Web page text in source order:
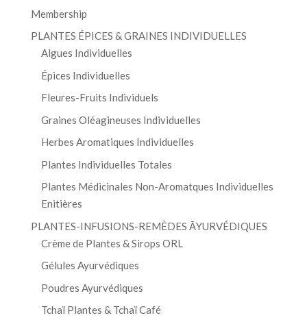
Membership
PLANTES ÉPICES & GRAINES INDIVIDUELLES
Algues Individuelles
Épices Individuelles
Fleures-Fruits Individuels
Graines Oléagineuses Individuelles
Herbes Aromatiques Individuelles
Plantes Individuelles Totales
Plantes Médicinales Non-Aromatques Individuelles
Enitières
PLANTES-INFUSIONS-REMÈDES ĀYURVÉDIQUES
Crème de Plantes & Sirops ORL
Gélules Ayurvédiques
Poudres Ayurvédiques
Tchaï Plantes & Tchaï Café